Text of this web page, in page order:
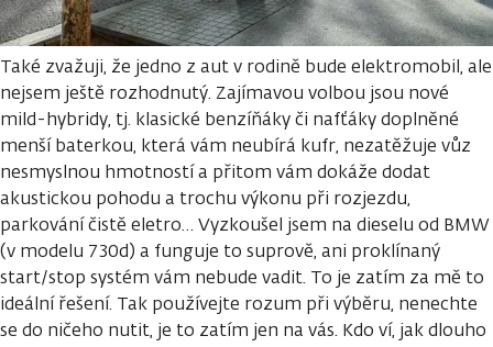
Také zvažuji, že jedno z aut v rodině bude elektromobil, ale
nejsem ještě rozhodnutý. Zajímavou volbou jsou nové
mild-hybridy, tj. klasické benzíňáky či nafťáky doplněné
menší baterkou, která vám neubírá kufr, nezatěžuje vůz
nesmyslnou hmotností a přitom vám dokáže dodat
akustickou pohodu a trochu výkonu při rozjezdu,
parkování čistě eletro… Vyzkoušel jsem na dieselu od BMW
(v modelu 730d) a funguje to suprově, ani proklínaný
start/stop systém vám nebude vadit. To je zatím za mě to
ideální řešení. Tak používejte rozum při výběru, nenechte
se do ničeho nutit, je to zatím jen na vás. Kdo ví, jak dlouho